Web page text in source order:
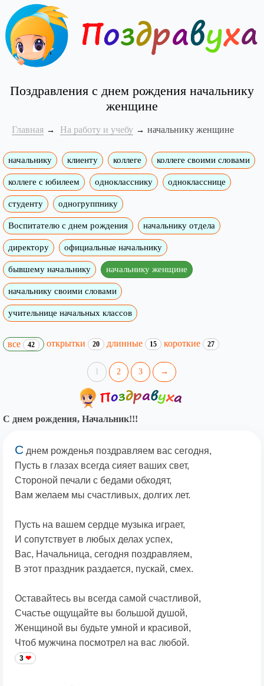
Поздравления с днем рождения начальнику
женщине
Главная На работу и учебу начальнику женщине
начальнику клиенту коллеге коллеге своими словами
коллеге с юбилеем однокласснику однокласснице
студенту одногруппнику
Воспитателю с днем рождения начальнику отдела
директору официальные начальнику
бывшему начальнику начальнику женщине
начальнику своими словами
учительнице начальных классов
все 42 открытки 20 длинные 15 короткие 27
1 2 3 →
С днем рождения, Начальник!!!
С днем рожденья поздравляем вас сегодня,
Пусть в глазах всегда сияет ваших свет,
Стороной печали с бедами обходят,
Вам желаем мы счастливых, долгих лет.
Пусть на вашем сердце музыка играет,
И сопутствует в любых делах успех,
Вас, Начальница, сегодня поздравляем,
В этот праздник раздается, пускай, смех.
Оставайтесь вы всегда самой счастливой,
Счастье ощущайте вы большой душой,
Женщиной вы будьте умной и красивой,
Чтоб мужчина посмотрел на вас любой.
3